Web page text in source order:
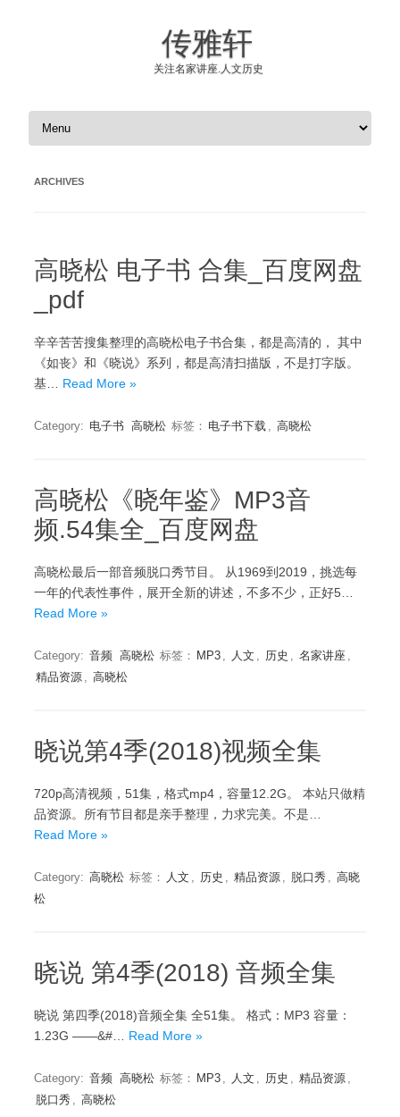
传雅轩
关注名家讲座.人文历史
Skip to content
ARCHIVES
高晓松 电子书 合集_百度网盘
_pdf
辛辛苦苦搜集整理的高晓松电子书合集，都是高清的， 其中
《如丧》和《晓说》系列，都是高清扫描版，不是打字版。
基… Read More »
Category: 电子书 高晓松 标签： 电子书下载 , 高晓松
高晓松《晓年鉴》MP3音
频.54集全_百度网盘
高晓松最后一部音频脱口秀节目。 从1969到2019，挑选每
一年的代表性事件，展开全新的讲述，不多不少，正好5…
Read More »
Category: 音频 高晓松 标签： MP3 , 人文 , 历史 , 名家讲座 ,
精品资源 , 高晓松
晓说第4季(2018)视频全集
720p高清视频，51集，格式mp4，容量12.2G。 本站只做精
品资源。所有节目都是亲手整理，力求完美。不是…
Read More »
Category: 高晓松 标签： 人文 , 历史 , 精品资源 , 脱口秀 , 高晓
松
晓说 第4季(2018) 音频全集
晓说 第四季(2018)音频全集 全51集。 格式：MP3 容量：
1.23G ——&#… Read More »
Category: 音频 高晓松 标签： MP3 , 人文 , 历史 , 精品资源 ,
脱口秀 , 高晓松